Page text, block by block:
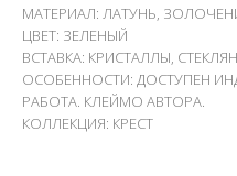
МАТЕРИАЛ: ЛАТУНЬ,
ЦВЕТ: ЗЕЛЕНЫЙ
ВСТАВКА: КРИСТАЛЛЫ,
ОСОБЕННОСТИ: ДОСТУПЕН
РАБОТА. КЛЕЙМО АВТОРА.
КОЛЛЕКЦИЯ: КРЕСТ